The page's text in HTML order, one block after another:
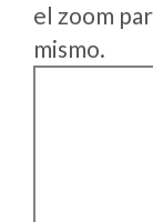
el zoom
mismo.